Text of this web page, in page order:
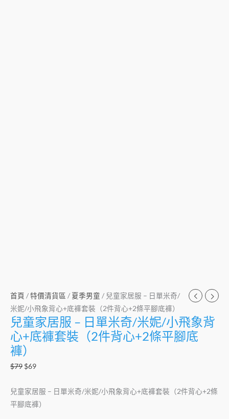
首頁 /特價清貨區 / 夏季男童 / 兒童家居服 – 日單米奇/
米妮/小飛象背心+底褲套裝（2件背心+2條平腳底褲）
兒童家居服 – 日單米奇/米妮/小飛象背
心+底褲套裝（2件背心+2條平腳底
褲）
$79 $69
兒童家居服 – 日單米奇/米妮/小飛象背心+底褲套裝（2件背心+2條
平腳底褲）